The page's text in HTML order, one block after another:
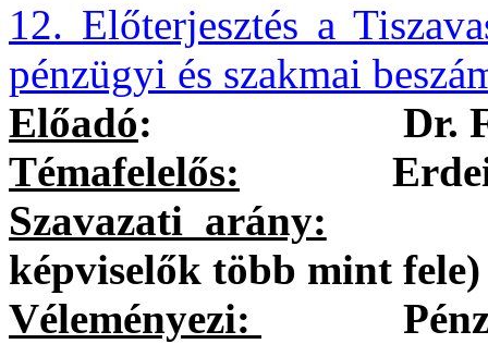
12. Előterjesztés a
pénzügyi és szakmai
Előadó:
Dr.
Témafelelős: Erdei
Szavazati arány:
képviselők több mint fele)
Véleményezi: